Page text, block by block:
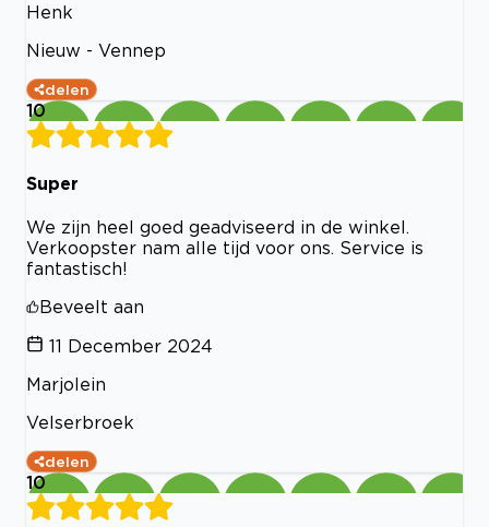
Henk
Nieuw - Vennep
delen
10
Super
We zijn heel goed geadviseerd in de winkel.
Verkoopster nam alle tijd voor ons. Service is
fantastisch!
Beveelt aan
11 December 2024
Marjolein
Velserbroek
delen
10